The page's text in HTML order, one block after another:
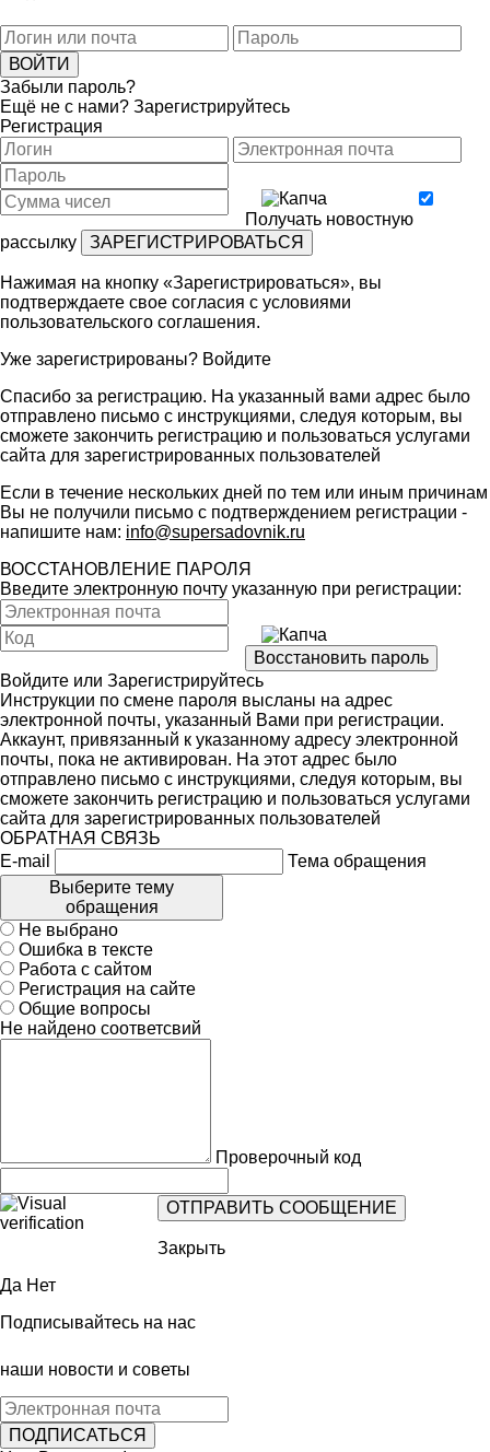
Забыли пароль?
Ещё не с нами? Зарегистрируйтесь
Регистрация
Получать новостную
рассылку
Нажимая на кнопку «Зарегистрироваться», вы
подтверждаете свое согласия с условиями
пользовательского соглашения.
Уже зарегистрированы? Войдите
Спасибо за регистрацию. На указанный вами адрес было
отправлено письмо с инструкциями, следуя которым, вы
сможете закончить регистрацию и пользоваться услугами
сайта для зарегистрированных пользователей
Если в течение нескольких дней по тем или иным причинам
Вы не получили письмо с подтверждением регистрации -
напишите нам: info@supersadovnik.ru
ВОССТАНОВЛЕНИЕ ПАРОЛЯ
Введите электронную почту указанную при регистрации:
Войдите или Зарегистрируйтесь
Инструкции по смене пароля высланы на адрес
электронной почты, указанный Вами при регистрации.
Аккаунт, привязанный к указанному адресу электронной
почты, пока не активирован. На этот адрес было
отправлено письмо с инструкциями, следуя которым, вы
сможете закончить регистрацию и пользоваться услугами
сайта для зарегистрированных пользователей
ОБРАТНАЯ СВЯЗЬ
E-mail
Тема обращения
Выберите тему
обращения
Не выбрано
Ошибка в тексте
Работа с сайтом
Регистрация на сайте
Общие вопросы
Не найдено соответсвий
Проверочный код
Закрыть
Да Нет
Подписывайтесь на нас
наши новости и советы